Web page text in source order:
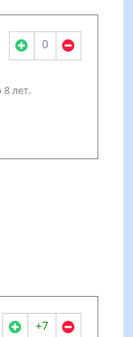
0
лет.
+7